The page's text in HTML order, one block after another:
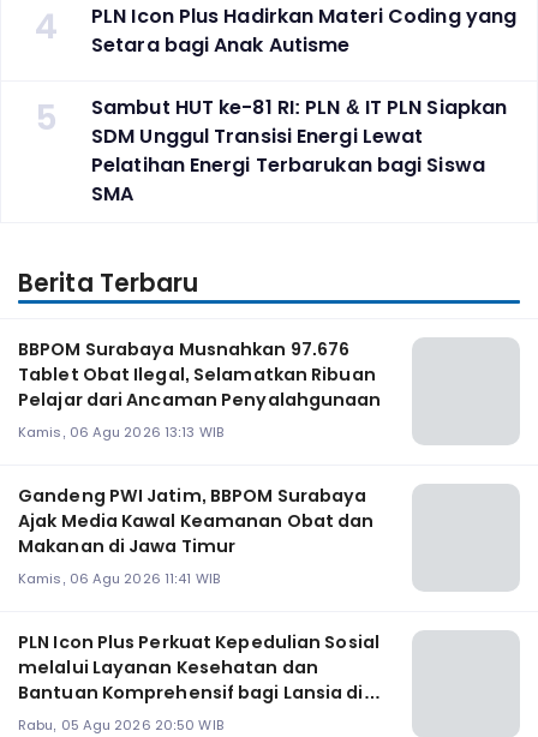
4
PLN Icon Plus Hadirkan Materi Coding yang
Setara bagi Anak Autisme
5
Sambut HUT ke-81 RI: PLN & IT PLN Siapkan
SDM Unggul Transisi Energi Lewat
Pelatihan Energi Terbarukan bagi Siswa
SMA
Berita Terbaru
BBPOM Surabaya Musnahkan 97.676
Tablet Obat Ilegal, Selamatkan Ribuan
Pelajar dari Ancaman Penyalahgunaan
Kamis, 06 Agu 2026 13:13 WIB
Gandeng PWI Jatim, BBPOM Surabaya
Ajak Media Kawal Keamanan Obat dan
Makanan di Jawa Timur
Kamis, 06 Agu 2026 11:41 WIB
PLN Icon Plus Perkuat Kepedulian Sosial
melalui Layanan Kesehatan dan
Bantuan Komprehensif bagi Lansia di
Malang
Rabu, 05 Agu 2026 20:50 WIB